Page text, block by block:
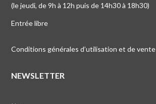
(le jeudi, de 9h à 12h puis de 14h30 à 18h30)
Entrée libre
Conditions générales d’utilisation et de vente
NEWSLETTER